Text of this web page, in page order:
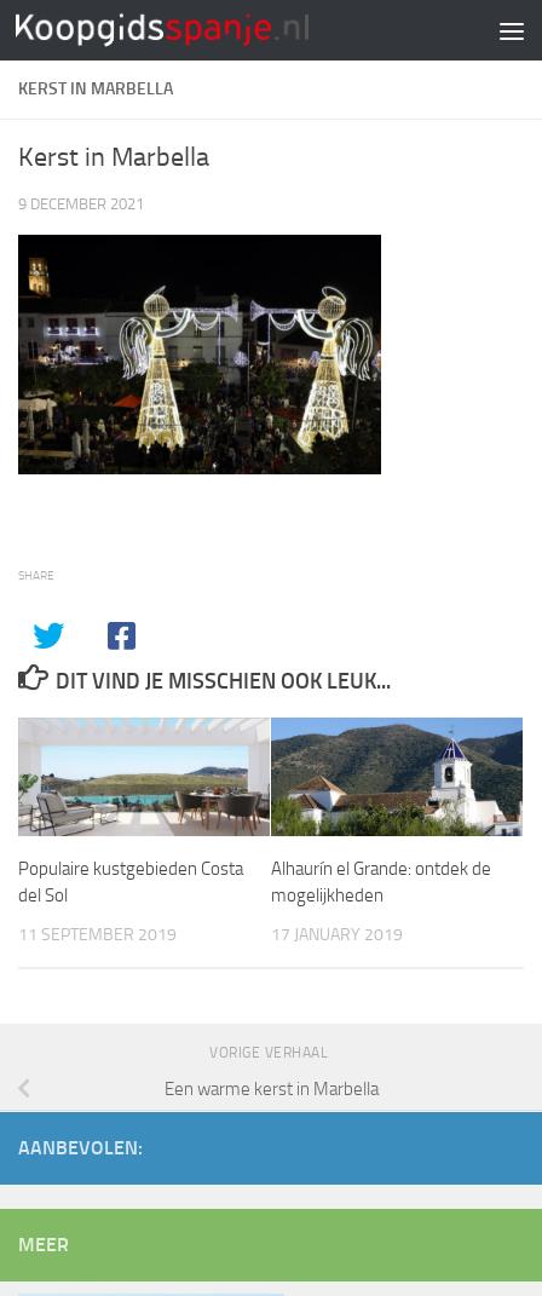
Doorgaan naar inhoud
KERST IN MARBELLA
Kerst in Marbella
9 DECEMBER 2021
SHARE
DIT VIND JE MISSCHIEN OOK LEUK...
Populaire kustgebieden Costa
del Sol
11 SEPTEMBER 2019
Alhaurín el Grande: ontdek de
mogelijkheden
17 JANUARY 2019
VORIGE VERHAAL
Een warme kerst in Marbella
AANBEVOLEN:
MEER